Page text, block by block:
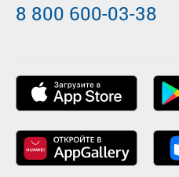
8 800 600-03-38